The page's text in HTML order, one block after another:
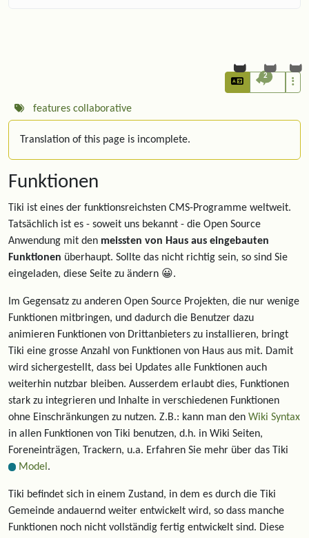
2
features collaborative
Translation of this page is incomplete.
Funktionen
Tiki ist eines der funktionsreichsten CMS-Programme weltweit.
Tatsächlich ist es - soweit uns bekannt - die Open Source
Anwendung mit den meissten von Haus aus eingebauten
Funktionen überhaupt. Sollte das nicht richtig sein, so sind Sie
eingeladen, diese Seite zu ändern 😀.
Im Gegensatz zu anderen Open Source Projekten, die nur wenige
Funktionen mitbringen, und dadurch die Benutzer dazu
animieren Funktionen von Drittanbieters zu installieren, bringt
Tiki eine grosse Anzahl von Funktionen von Haus aus mit. Damit
wird sichergestellt, dass bei Updates alle Funktionen auch
weiterhin nutzbar bleiben. Ausserdem erlaubt dies, Funktionen
stark zu integrieren und Inhalte in verschiedenen Funktionen
ohne Einschränkungen zu nutzen. Z.B.: kann man den Wiki Syntax
in allen Funktionen von Tiki benutzen, d.h. in Wiki Seiten,
Foreneinträgen, Trackern, u.a. Erfahren Sie mehr über das Tiki
Model .
Tiki befindet sich in einem Zustand, in dem es durch die Tiki
Gemeinde andauernd weiter entwickelt wird, so dass manche
Funktionen noch nicht vollständig fertig entwickelt sind. Diese